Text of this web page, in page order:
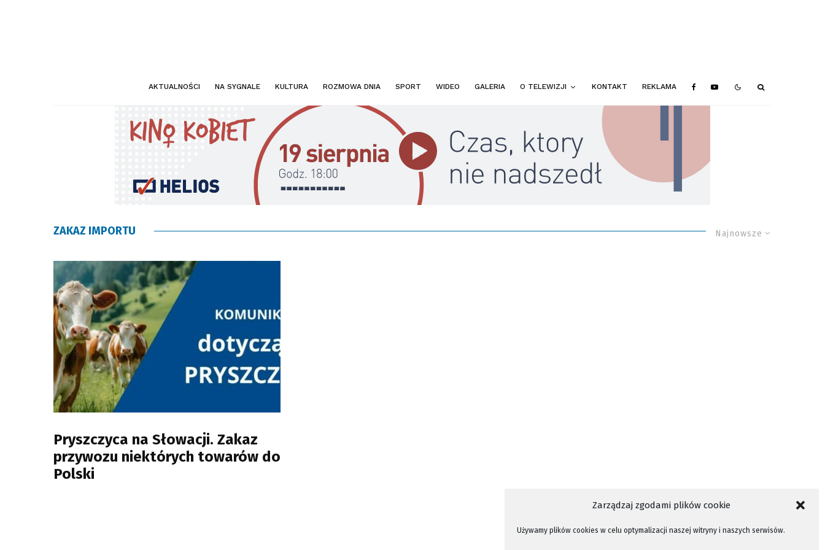
Zarządzaj zgodami plików cookie
Używamy plików cookies w celu optymalizacji naszej witryny i naszych serwisów.
AKTUALNOŚCI NA SYGNALE KULTURA ROZMOWA DNIA SPORT WIDEO GALERIA O TELEWIZJI KONTAKT REKLAMA
Najnowsze
ZAKAZ IMPORTU
Pryszczyca na Słowacji. Zakaz
przywozu niektórych towarów do
Polski